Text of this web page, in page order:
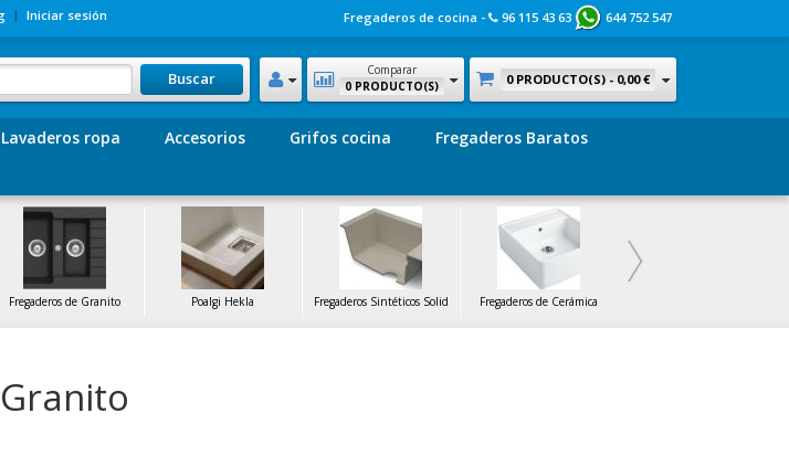
Iniciar sesión Fregaderos de cocina - 96 115 43 63 644 752 547
0 PRODUCTO(S) - 0,00 €
Comparar
0 PRODUCTO(S)
Buscar
Lavaderos ropa Accesorios Grifos cocina
Fregaderos Baratos
Fregaderos de Granito Poalgi Hekla Fregaderos Sintéticos Solid Fregaderos de Cerámica